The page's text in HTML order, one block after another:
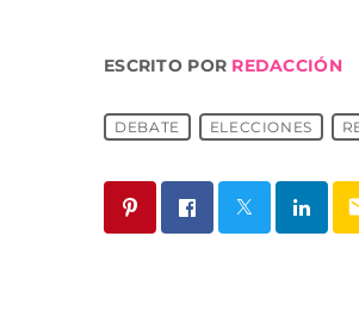
ESCRITO POR REDACCIÓN
DEBATE ELECCIONES